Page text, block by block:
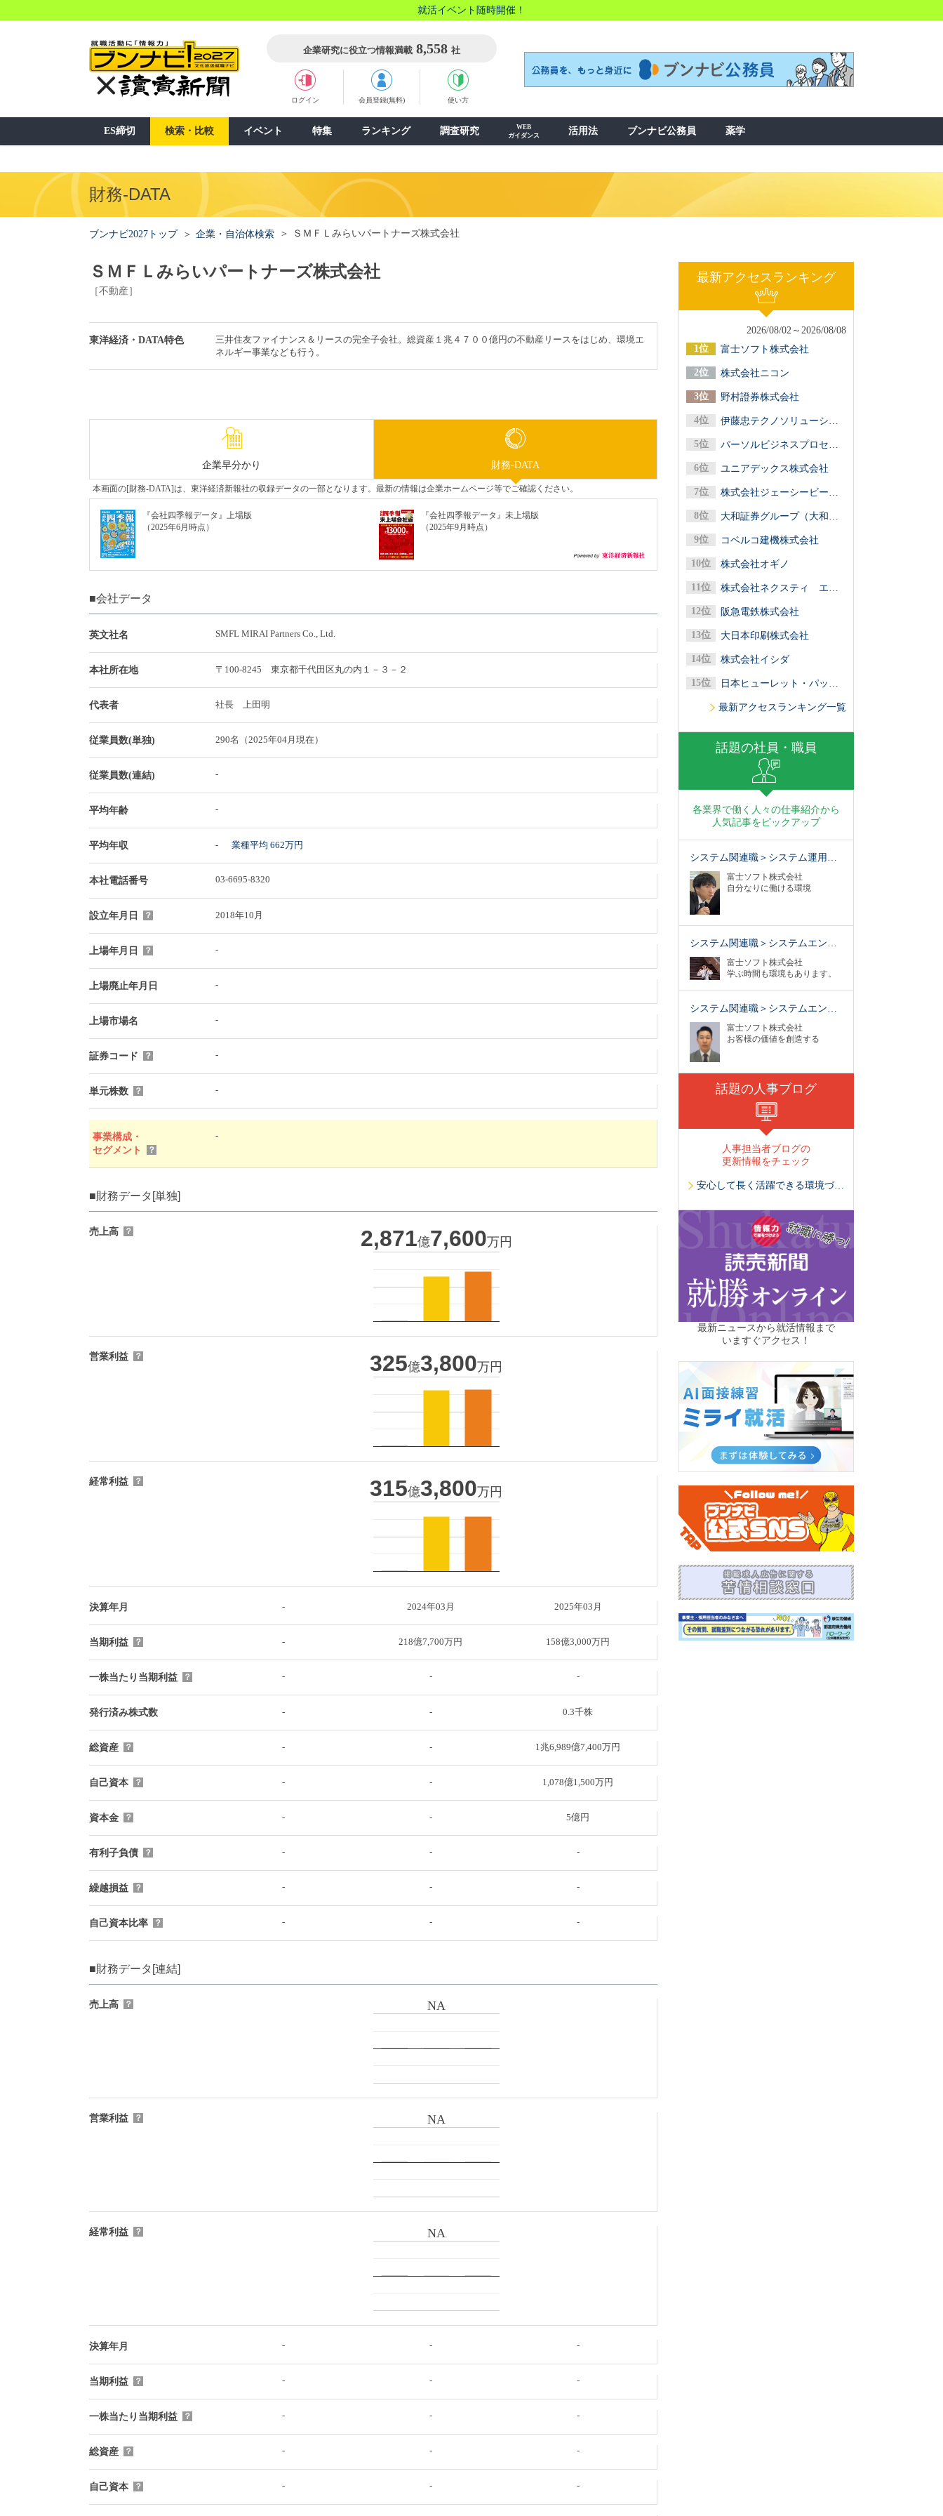
就活イベント随時開催！
企業研究に役立つ情報満載 8,558 社
ログイン 会員登録(無料) 使い方
ES締切 検索・比較 イベント 特集 ランキング 調査研究
WEB
ガイダンス
活用法 ブンナビ公務員 薬学
財務-DATA
ブンナビ2027トップ 企業・自治体検索 ＳＭＦＬみらいパートナーズ株式会社
ＳＭＦＬみらいパートナーズ株式会社
［不動産］
東洋経済・DATA特色
三井住友ファイナンス＆リースの完全子会社。総資産１兆４７００億円の不動産リースをはじめ、環境エ
ネルギー事業なども行う。
企業早分かり 財務-DATA
本画面の[財務-DATA]は、東洋経済新報社の収録データの一部となります。最新の情報は企業ホームページ等でご確認ください。
『会社四季報データ』上場版
（2025年6月時点）
『会社四季報データ』未上場版
（2025年9月時点）
■会社データ
英文社名 SMFL MIRAI Partners Co., Ltd.
本社所在地 〒100-8245 東京都千代田区丸の内１－３－２
代表者 社長 上田明
従業員数(単独) 290名（2025年04月現在）
従業員数(連結) -
平均年齢 -
平均年収 - 業種平均 662万円
本社電話番号 03-6695-8320
設立年月日 ？ 2018年10月
上場年月日 ？ -
上場廃止年月日 -
上場市場名 -
証券コード ？ -
単元株数 ？ -
事業構成・
セグメント
？
-
■財務データ[単独]
売上高 ？ 2,871億7,600万円
営業利益 ？ 325億3,800万円
経常利益 ？ 315億3,800万円
決算年月 - 2024年03月 2025年03月
当期利益 ？ - 218億7,700万円 158億3,000万円
一株当たり当期利益 ？ - - -
発行済み株式数 - - 0.3千株
総資産 ？ - - 1兆6,989億7,400万円
自己資本 ？ - - 1,078億1,500万円
資本金 ？ - - 5億円
有利子負債 ？ - - -
繰越損益 ？ - - -
自己資本比率 ？ - - -
■財務データ[連結]
売上高 ？ NA
営業利益 ？ NA
経常利益 ？ NA
決算年月 - - -
当期利益 ？ - - -
一株当たり当期利益 ？ - - -
総資産 ？ - - -
自己資本 ？ - - -
最新アクセスランキング
2026/08/02～2026/08/08
富士ソフト株式会社
株式会社ニコン
野村證券株式会社
伊藤忠テクノソリューションズ株式会社
パーソルビジネスプロセスデザイン株式会社
ユニアデックス株式会社
株式会社ジェーシービー（ＪＣＢ）
大和証券グループ（大和証券／大和アセットマネジメント／大和総研）
コベルコ建機株式会社
株式会社オギノ
株式会社ネクスティ エレクトロニクス
阪急電鉄株式会社
大日本印刷株式会社
株式会社イシダ
日本ヒューレット・パッカード合同会社
最新アクセスランキング一覧
話題の社員・職員
各業界で働く人々の仕事紹介から
人気記事をピックアップ
システム関連職＞システム運用…
富士ソフト株式会社
自分なりに働ける環境
システム関連職＞システムエン…
富士ソフト株式会社
学ぶ時間も環境もあります。
システム関連職＞システムエン…
富士ソフト株式会社
お客様の価値を創造する
話題の人事ブログ
人事担当者ブログの
更新情報をチェック
安心して長く活躍できる環境づくり
最新ニュースから就活情報まで
いますぐアクセス！